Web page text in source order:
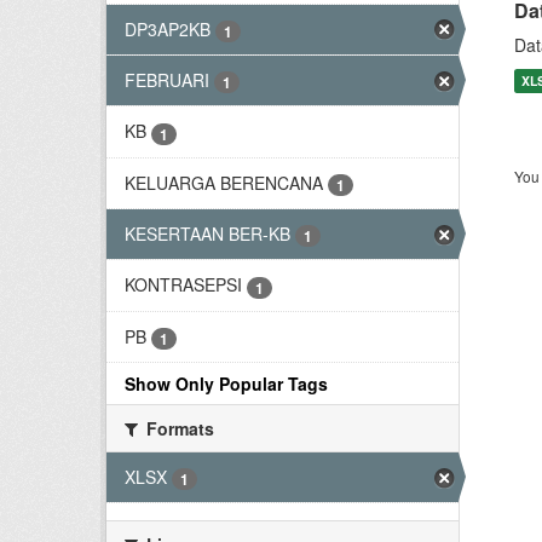
DP3AP2KB 1
FEBRUARI 1
KB 1
KELUARGA BERENCANA 1
KESERTAAN BER-KB 1
KONTRASEPSI 1
PB 1
Show Only Popular Tags
Formats
XLSX
1